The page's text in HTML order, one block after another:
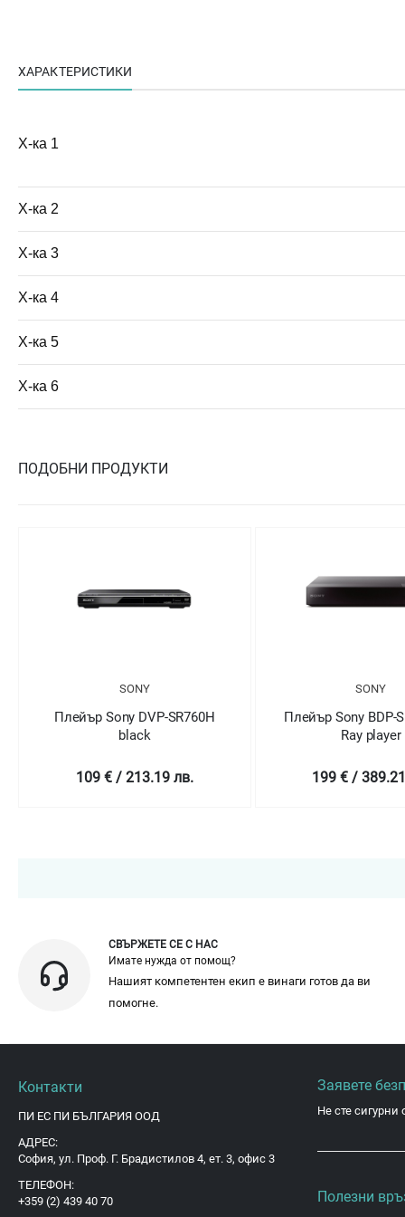
ХАРАКТЕРИСТИКИ
Х-ка 1
Х-ка 2
Х-ка 3
Х-ка 4
Х-ка 5
Х-ка 6
ПОДОБНИ ПРОДУКТИ
SONY
Плейър Sony DVP-SR760H
black
109 € / 213.19 лв.
SONY
Плейър Sony BDP-
Ray player
199 € /
СВЪРЖЕТЕ СЕ С НАС
Имате нужда от помощ?
Нашият компетентен екип е винаги готов да ви
помогне.
Контакти
ПИ ЕС ПИ БЪЛГАРИЯ ООД
АДРЕС:
София, ул. Проф. Г. Брадистилов 4, ет. 3, офис 3
ТЕЛЕФОН:
+359 (2) 439 40 70
Заявете
Не сте сигурни
Полезни